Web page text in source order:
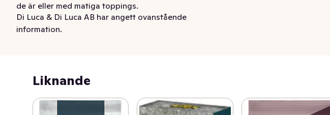
de är eller med matiga toppings.
Di Luca & Di Luca AB har angett ovanstående
information.
Liknande